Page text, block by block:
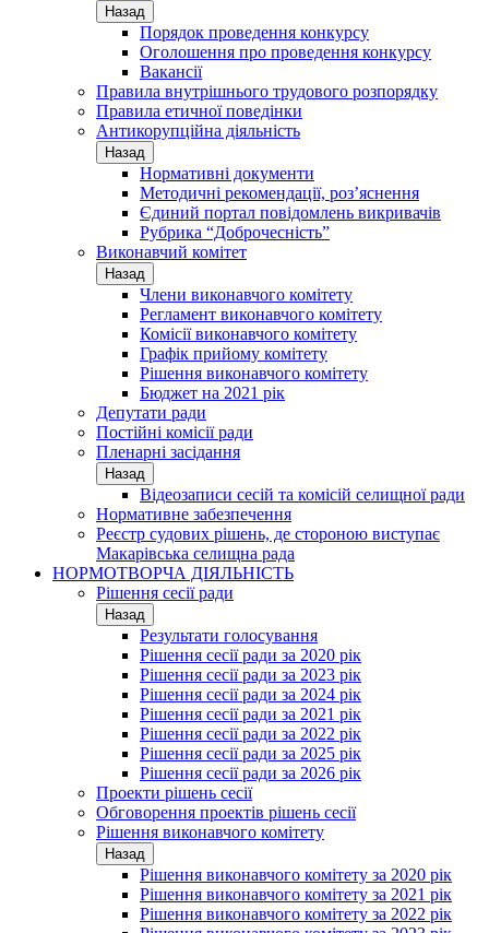
Назад
Порядок проведення конкурсу
Оголошення про проведення конкурсу
Вакансії
Правила внутрішнього трудового розпорядку
Правила етичної поведінки
Антикорупційна діяльність
Назад
Нормативні документи
Методичні рекомендації, роз’яснення
Єдиний портал повідомлень викривачів
Рубрика “Доброчесність”
Виконавчий комітет
Назад
Члени виконавчого комітету
Регламент виконавчого комітету
Комісії виконавчого комітету
Графік прийому комітету
Рішення виконавчого комітету
Бюджет на 2021 рік
Депутати ради
Постійні комісії ради
Пленарні засідання
Назад
Відеозаписи сесій та комісій селищної ради
Нормативне забезпечення
Реєстр судових рішень, де стороною виступає
Макарівська селищна рада
НОРМОТВОРЧА ДІЯЛЬНІСТЬ
Рішення сесії ради
Назад
Результати голосування
Рішення сесії ради за 2020 рік
Рішення сесії ради за 2023 рік
Рішення сесії ради за 2024 рік
Рішення сесії ради за 2021 рік
Рішення сесії ради за 2022 рік
Рішення сесії ради за 2025 рік
Рішення сесії ради за 2026 рік
Проекти рішень сесії
Обговорення проектів рішень сесії
Рішення виконавчого комітету
Назад
Рішення виконавчого комітету за 2020 рік
Рішення виконавчого комітету за 2021 рік
Рішення виконавчого комітету за 2022 рік